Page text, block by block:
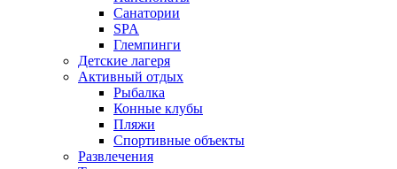
Санатории
SPA
Глемпинги
Детские лагеря
Активный отдых
Рыбалка
Конные клубы
Пляжи
Спортивные объекты
Развлечения